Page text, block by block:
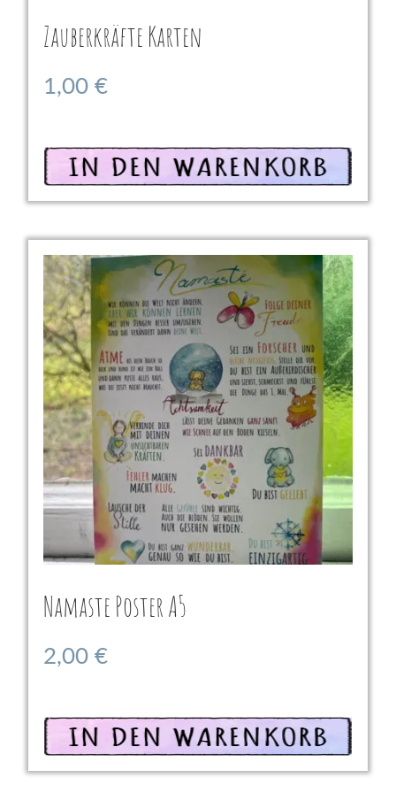
Zauberkräfte Karten
1,00 €
Ausführung wählen
Namaste Poster A5
2,00 €
In den Warenkorb